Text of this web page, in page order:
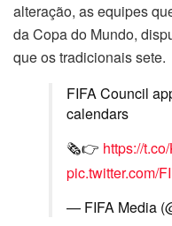
alteração, as equipes
da Copa do Mundo,
que os tradicionais sete.
FIFA Council
calendars
🗞️👉 https://
pic.twitter.com/
— FIFA Media